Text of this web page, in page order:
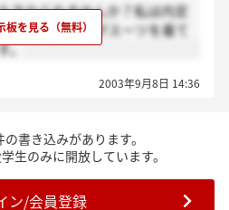
方おられませんか？私は内定
に行くのですがスーツを着て
。
2003年9月8日 14:36
の書き込みがあります。
生のみに開放しています。
ン/会員登録